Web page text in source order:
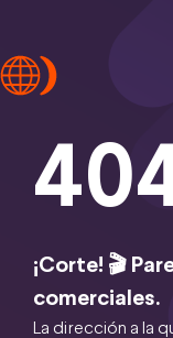
¡Corte! 🎬
comerciales.
La dirección a la